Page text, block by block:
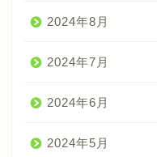
2024年8月
2024年7月
2024年6月
2024年5月